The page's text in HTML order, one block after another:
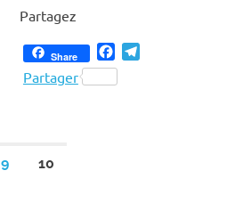
Partagez
Share Facebook
Partager
9 10